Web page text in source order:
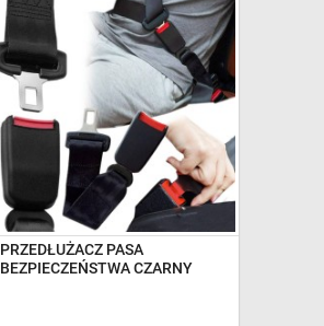
PRZEDŁUŻACZ PASA
BEZPIECZEŃSTWA CZARNY
OCZEKIWANIE NA DOSTAWĘ